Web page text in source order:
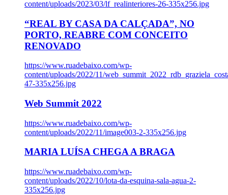
content/uploads/2023/03/lf_realinteriores-26-335x256.jpg
“REAL BY CASA DA CALÇADA”, NO
PORTO, REABRE COM CONCEITO
RENOVADO
https://www.ruadebaixo.com/wp-
content/uploads/2022/11/
47-335x256.jpg
Web Summit 2022
https://www.ruadebaixo.com/wp-
content/uploads/2022/11/image003-2-335x256.jpg
MARIA LUÍSA CHEGA A BRAGA
https://www.ruadebaixo.com/wp-
content/uploads/2022/10/lota-da-esquina-sala-agua-2-
335x256.jpg